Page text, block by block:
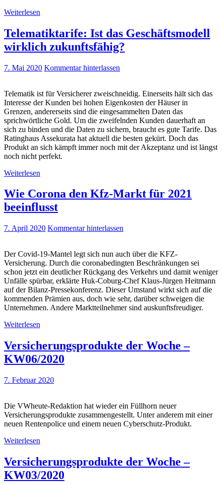
Weiterlesen
Telematiktarife: Ist das Geschäftsmodell
wirklich zukunftsfähig?
7. Mai 2020 Kommentar hinterlassen
Telematik ist für Versicherer zweischneidig. Einerseits hält sich das
Interesse der Kunden bei hohen Eigenkosten der Häuser in
Grenzen, andererseits sind die eingesammelten Daten das
sprichwörtliche Gold. Um die zweifelnden Kunden dauerhaft an
sich zu binden und die Daten zu sichern, braucht es gute Tarife. Das
Ratinghaus Assekurata hat aktuell die besten gekürt. Doch das
Produkt an sich kämpft immer noch mit der Akzeptanz und ist längst
noch nicht perfekt.
Weiterlesen
Wie Corona den Kfz-Markt für 2021
beeinflusst
7. April 2020 Kommentar hinterlassen
Der Covid-19-Mantel legt sich nun auch über die KFZ-
Versicherung. Durch die coronabedingten Beschränkungen sei
schon jetzt ein deutlicher Rückgang des Verkehrs und damit weniger
Unfälle spürbar, erklärte Huk-Coburg-Chef Klaus-Jürgen Heitmann
auf der Bilanz-Pressekonferenz. Dieser Umstand wirkt sich auf die
kommenden Prämien aus, doch wie sehr, darüber schweigen die
Unternehmen. Andere Marktteilnehmer sind auskunftsfreudiger.
Weiterlesen
Versicherungsprodukte der Woche –
KW06/2020
7. Februar 2020
Die VWheute-Redaktion hat wieder ein Füllhorn neuer
Versicherungsprodukte zusammengestellt. Unter anderem mit einer
neuen Rentenpolice und einem neuen Cyberschutz-Produkt.
Weiterlesen
Versicherungsprodukte der Woche –
KW03/2020